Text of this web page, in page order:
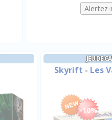
JEU DE
Skyrift - Les
-10%